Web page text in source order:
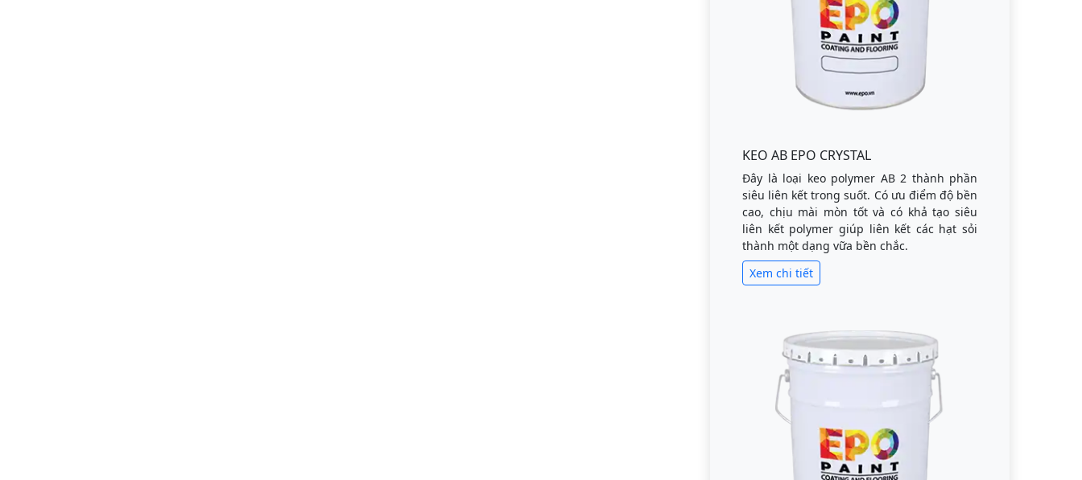
KEO AB EPO CRYSTAL
Đây là loại keo polymer AB 2 thành phần
siêu liên kết trong suốt. Có ưu điểm độ bền
cao, chịu mài mòn tốt và có khả tạo siêu
liên kết polymer giúp liên kết các hạt sỏi
thành một dạng vữa bền chắc.
Xem chi tiết